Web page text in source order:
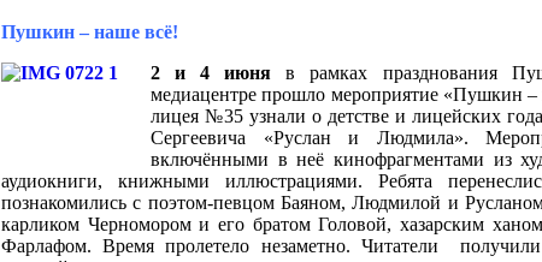
Пушкин – наше всё!
2 и 4 июня в рамках празднования
медиацентре прошло мероприятие
лицея №35 узнали о детстве и лицейских
Сергеевича «Руслан и Людмила».
включёнными в неё кинофрагментами из
аудиокниги, книжными иллюстрациями. Ребята
познакомились с поэтом-певцом Баяном, Людмилой и
карликом Черномором и его братом Головой, хазарским
Фарлафом. Время пролетело незаметно. Читатели